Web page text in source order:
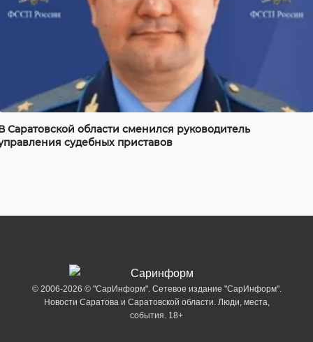
Саратовской области сменился руководитель
судебных приставов
© 2006-2026 © "СарИнформ". Сетевое издание "СарИнформ".
Новости Саратова и Саратовской области. Люди, места,
события. 18+